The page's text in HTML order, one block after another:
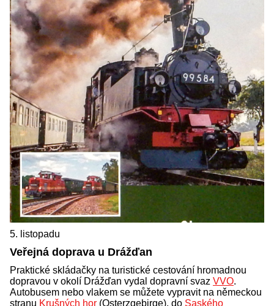
5. listopadu
Veřejná doprava u Drážďan
Praktické skládačky na turistické cestování hromadnou
dopravou v okolí Drážďan vydal dopravní svaz VVO.
Autobusem nebo vlakem se můžete vypravit na německou
stranu Krušných hor (Osterzgebirge), do Saského